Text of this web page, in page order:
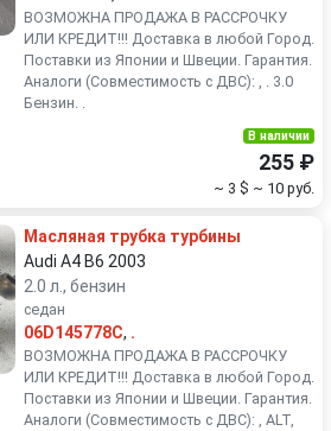
ВОЗМОЖНА ПРОДАЖА В РАССРОЧКУ
ИЛИ КРЕДИТ!!! Доставка в любой Город.
Поставки из Японии и Швеции. Гарантия.
Аналоги (Совместимость с ДВС): , . 3.0
Бензин. .
В наличии
255 ₽
~ 3 $ ~ 10 руб.
Масляная трубка турбины
Audi A4 B6 2003
2.0 л., бензин
седан
06D145778C, .
ВОЗМОЖНА ПРОДАЖА В РАССРОЧКУ
ИЛИ КРЕДИТ!!! Доставка в любой Город.
Поставки из Японии и Швеции. Гарантия.
Аналоги (Совместимость с ДВС): , ALT,